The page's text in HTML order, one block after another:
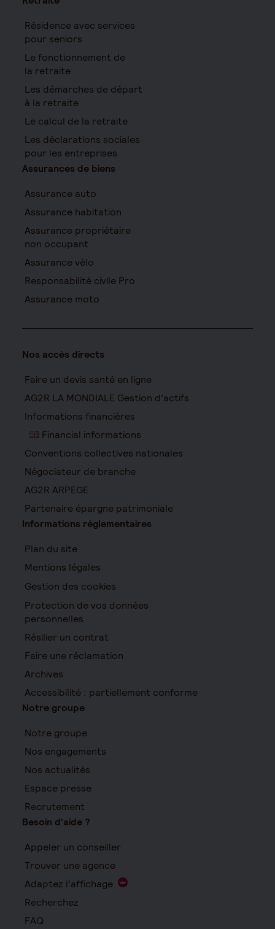
Résidence avec services
pour seniors
Le fonctionnement de
la retraite
Les démarches de départ
à la retraite
Le calcul de la retraite
Les déclarations sociales
pour les entreprises
Assurances de biens
Assurance auto
Assurance habitation
Assurance propriétaire
non occupant
Assurance vélo
Responsabilité civile Pro
Assurance moto
Nos accès directs
Faire un devis santé en ligne
AG2R LA MONDIALE Gestion d’actifs
Informations financières
Financial informations
Conventions collectives nationales
Négociateur de branche
AG2R ARPEGE
Partenaire épargne patrimoniale
Informations réglementaires
Plan du site
Mentions légales
Gestion des cookies
Protection de vos données
personnelles
Résilier un contrat
Faire une réclamation
Archives
Accessibilité : partiellement conforme
Notre groupe
Notre groupe
Nos engagements
Nos actualités
Espace presse
Recrutement
Besoin d'aide ?
Appeler un conseiller
Trouver une agence
Adaptez l'affichage
Recherchez
FAQ